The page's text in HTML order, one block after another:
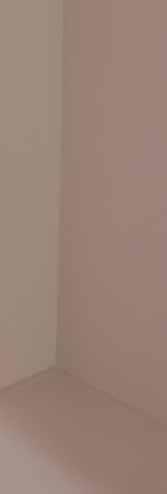
jika tidak pergi
pesanan
"pindah untuk
sistem
kandungan
memilih untuk
Taiwan
MONEY" dan
Ltd." untuk
melalui
hak
membayar bil
menggunakan